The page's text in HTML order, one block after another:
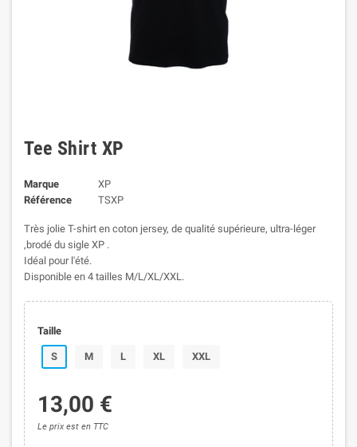
Tee Shirt XP
Marque
XP
Référence
TSXP
Très jolie T-shirt en coton jersey, de qualité supérieure, ultra-léger
,brodé du sigle XP .
Idéal pour l'été.
Disponible en 4 tailles M/L/XL/XXL.
Taille
S M L XL XXL
13,00 €
Le prix est en TTC